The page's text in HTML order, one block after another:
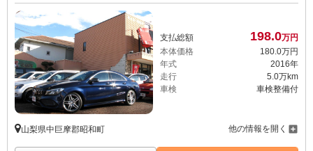
支払総額 198.0万円
本体価格
180.0万円
年式
2016年
走行
5.0万km
車検
車検整備付
山梨県中巨摩郡昭和町 他の情報を開く